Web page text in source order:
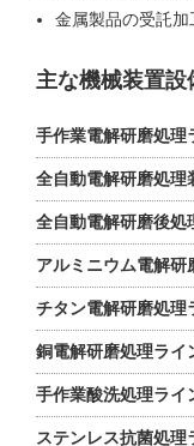
金属製品の受託加
主な機械装置設
手作業電解研磨処理
全自動電解研磨処理
全自動電解研磨後処
アルミニウム電解研
チタン電解研磨処理
銅電解研磨処理ライ
手作業酸洗処理ライ
ステンレス抗菌処理